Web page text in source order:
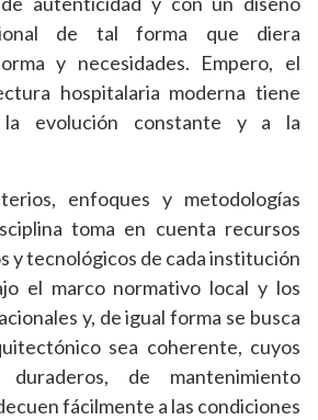
de tal forma que diera
y necesidades. Empero, el
hospitalaria moderna tiene
la evolución constante y a la
enfoques y metodologías
toma en cuenta recursos
y tecnológicos de cada institución
el marco normativo local y los
y, de igual forma se busca
sea coherente, cuyos
duraderos, de mantenimiento
fácilmente a las condiciones